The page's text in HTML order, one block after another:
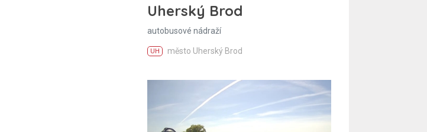
Uherský Brod
autobusové nádraží
UH město Uherský Brod